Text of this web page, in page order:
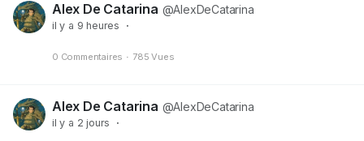
Alex De Catarina @AlexDeCatarina
il y a 9 heures ·
0 Commentaires · 785 Vues
Alex De Catarina @AlexDeCatarina
il y a 2 jours ·